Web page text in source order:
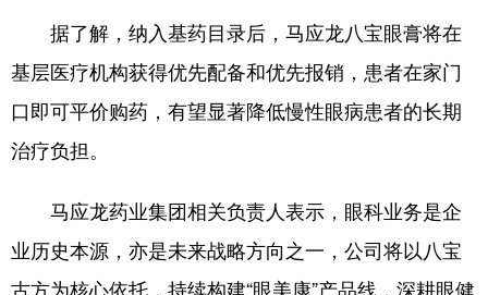
据了解，纳入基药目录后，马应龙八宝眼膏将在
基层医疗机构获得优先配备和优先报销，患者在家门
口即可平价购药，有望显著降低慢性眼病患者的长期
治疗负担。
马应龙药业集团相关负责人表示，眼科业务是企
业历史本源，亦是未来战略方向之一，公司将以八宝
古方为核心依托，持续构建“眼美康”产品线，深耕眼健